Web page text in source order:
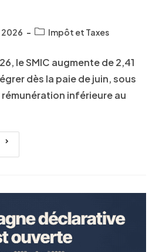
2026 Impôt et Taxes
le SMIC augmente de 2,41
dès la paie de juin, sous
inférieure au